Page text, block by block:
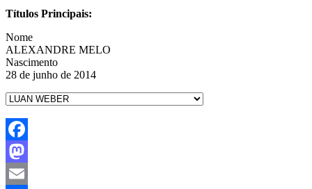
Títulos Principais:
Nome
ALEXANDRE MELO
Nascimento
28 de junho de 2014
Facebook
Mastodon